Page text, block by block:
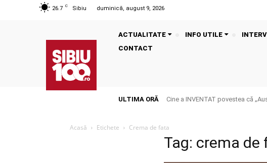
26.7 C Sibiu duminică, august 9, 2026
ACTUALITATE INFO UTILE
CONTACT
ULTIMA ORĂ Cine a INVENTAT povestea că
Acasă Etichete Crema de fata
Tag: crema de